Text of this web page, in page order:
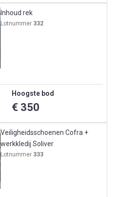
Inhoud rek
Lotnummer 332
Hoogste bod
€ 350
Veiligheidsschoenen Cofra +
werkkledij Soliver
Lotnummer 333